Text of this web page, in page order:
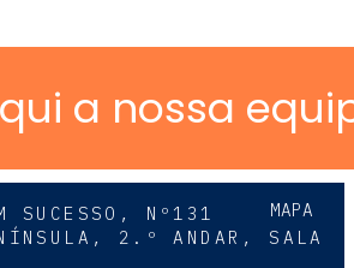
a nossa
MAPA
SUCESSO, Nº131
2.º ANDAR, SALA